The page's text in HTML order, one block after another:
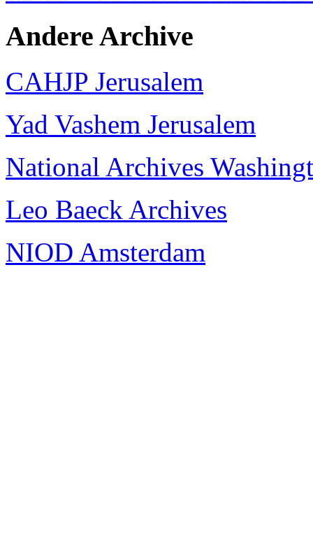
Andere Archive
CAHJP Jerusalem
Yad Vashem Jerusalem
National Archives
Leo Baeck Archives
NIOD Amsterdam